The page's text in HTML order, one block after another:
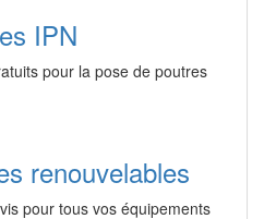
IPN
pour la pose de poutres
renouvelables
pour tous vos équipements